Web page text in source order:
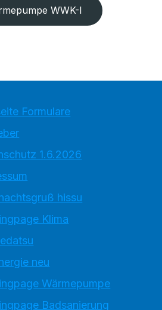
WWK-I
Formulare
1.6.2026
hissu
Klima
neu
Wärmepumpe
Badsanierung